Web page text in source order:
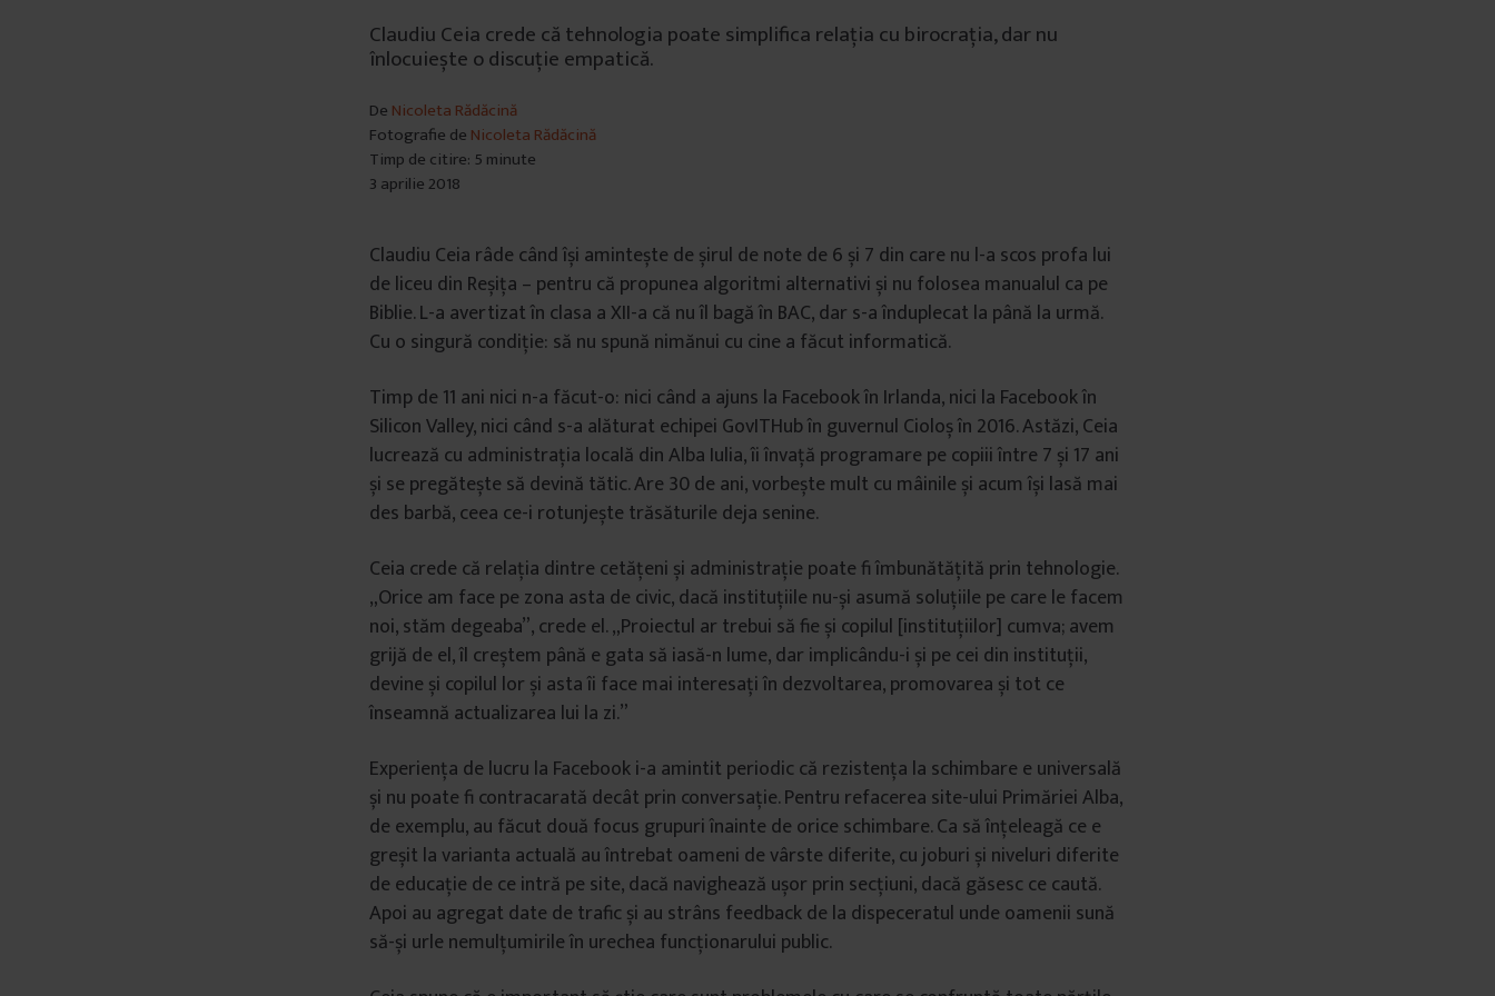
Claudiu Ceia crede că tehnologia poate simplifica relația cu birocrația, dar nu
înlocuiește o discuție empatică.
De Nicoleta Rădăcină
Fotografie de Nicoleta Rădăcină
Timp de citire: 5 minute
3 aprilie 2018
Claudiu Ceia râde când își amintește de șirul de note de 6 și 7 din care nu l-a scos profa lui
de liceu din Reșița – pentru că propunea algoritmi alternativi și nu folosea manualul ca pe
Biblie. L-a avertizat în clasa a XII-a că nu îl bagă în BAC, dar s-a înduplecat la până la urmă.
Cu o singură condiție: să nu spună nimănui cu cine a făcut informatică.
Timp de 11 ani nici n-a făcut-o: nici când a ajuns la Facebook în Irlanda, nici la Facebook în
Silicon Valley, nici când s-a alăturat echipei GovITHub în guvernul Cioloș în 2016. Astăzi, Ceia
lucrează cu administrația locală din Alba Iulia, îi învață programare pe copiii între 7 și 17 ani
și se pregătește să devină tătic. Are 30 de ani, vorbește mult cu mâinile și acum își lasă mai
des barbă, ceea ce-i rotunjește trăsăturile deja senine.
Ceia crede că relația dintre cetățeni și administrație poate fi îmbunătățită prin tehnologie.
„Orice am face pe zona asta de civic, dacă instituțiile nu-și asumă soluțiile pe care le facem
noi, stăm degeaba”, crede el. „Proiectul ar trebui să fie și copilul [instituțiilor] cumva; avem
grijă de el, îl creștem până e gata să iasă-n lume, dar implicându-i și pe cei din instituții,
devine și copilul lor și asta îi face mai interesați în dezvoltarea, promovarea și tot ce
înseamnă actualizarea lui la zi.”
Experiența de lucru la Facebook i-a amintit periodic că rezistența la schimbare e universală
și nu poate fi contracarată decât prin conversație. Pentru refacerea site-ului Primăriei Alba,
de exemplu, au făcut două focus grupuri înainte de orice schimbare. Ca să înțeleagă ce e
greșit la varianta actuală au întrebat oameni de vârste diferite, cu joburi și niveluri diferite
de educație de ce intră pe site, dacă navighează ușor prin secțiuni, dacă găsesc ce caută.
Apoi au agregat date de trafic și au strâns feedback de la dispeceratul unde oamenii sună
să-și urle nemulțumirile în urechea funcționarului public.